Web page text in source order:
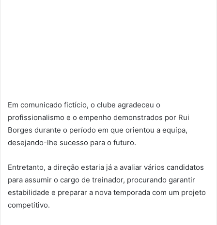
Em comunicado fictício, o clube agradeceu o
profissionalismo e o empenho demonstrados por Rui
Borges durante o período em que orientou a equipa,
desejando-lhe sucesso para o futuro.
Entretanto, a direção estaria já a avaliar vários candidatos
para assumir o cargo de treinador, procurando garantir
estabilidade e preparar a nova temporada com um projeto
competitivo.